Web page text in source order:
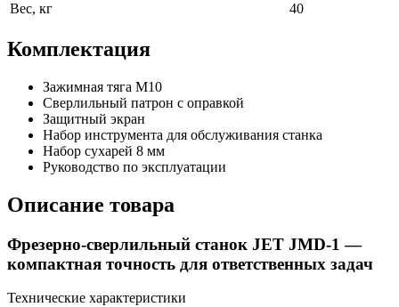
Вес, кг
40
Комплектация
Зажимная тяга М10
Сверлильный патрон с оправкой
Защитный экран
Набор инструмента для обслуживания станка
Набор сухарей 8 мм
Руководство по эксплуатации
Описание товара
Фрезерно-сверлильный станок JET JMD-1 —
компактная точность для ответственных задач
Технические характеристики